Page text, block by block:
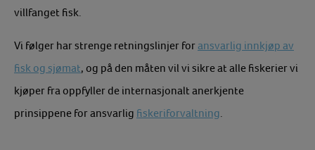
villfanget fisk.
Vi følger har strenge retningslinjer for ansvarlig innkjøp av
fisk og sjømat, og på den måten vil vi sikre at alle fiskerier vi
kjøper fra oppfyller de internasjonalt anerkjente
prinsippene for ansvarlig fiskeriforvaltning.